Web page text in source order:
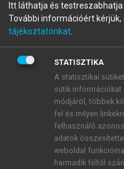
fiókoddal,
A regisztráció után a
BELÉPÉS
ÚJ FIÓK
1 óra díjmentes
E-MAIL-CÍM
Itt láthatja és
További információért kérjük,
tájékoztatónkat
STATISZTIKA
A statisztikai
sütik információkat
módjáról, többek
fel és milyen
felhasználó
adatok
weboldal
harmadik féltől